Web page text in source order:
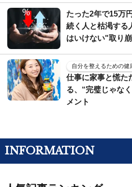
たった2年で15万
続く人と枯渇する
はいけない"取り
自分を整えるための健
仕事に家事と慌た
る、“完璧じゃな
メント
INFORMATION